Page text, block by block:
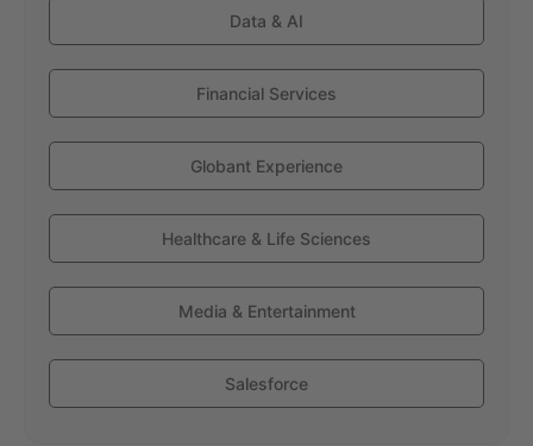
Data & AI
Financial Services
Globant Experience
Healthcare & Life Sciences
Media & Entertainment
Salesforce